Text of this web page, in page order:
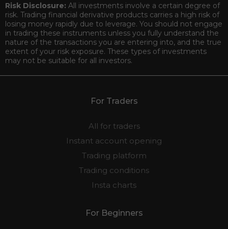
Risk Disclosure: All investments involve a certain degree of
risk. Trading financial derivative products carries a high risk of
losing money rapidly due to leverage. You should not engage
in trading these instruments unless you fully understand the
nature of the transactions you are entering into, and the true
extent of your risk exposure. These types of investments
may not be suitable for all investors.
For Traders
All for traders
Instant account opening
Trading platform
Trading conditions
Insta charts
For Beginners